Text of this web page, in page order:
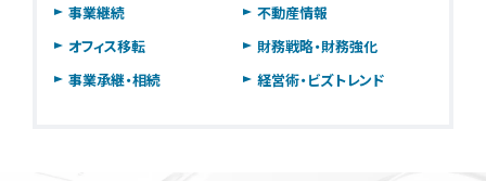
事業継続
不動産情報
オフィス移転
財務戦略・財務強化
事業承継・相続
経営術・ビズトレンド